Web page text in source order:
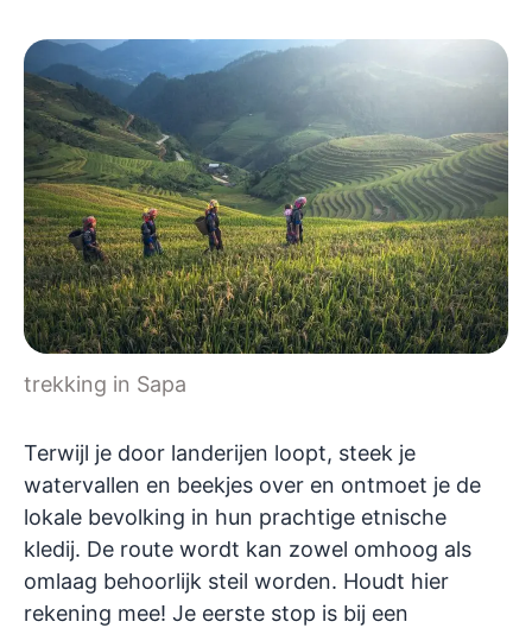
trekking in Sapa
Terwijl je door landerijen loopt, steek je
watervallen en beekjes over en ontmoet je de
lokale bevolking in hun prachtige etnische
kledij. De route wordt kan zowel omhoog als
omlaag behoorlijk steil worden. Houdt hier
rekening mee! Je eerste stop is bij een